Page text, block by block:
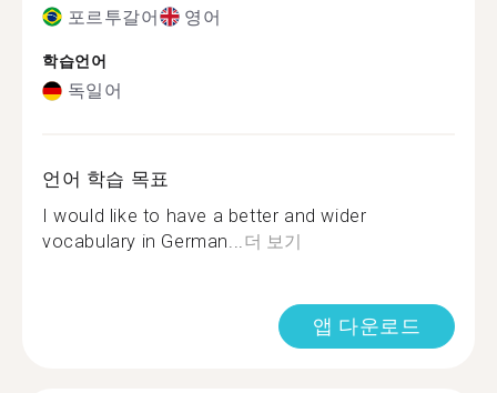
포르투갈어 영어
학습언어
독일어
언어 학습 목표
I would like to have a better and wider
vocabulary in German...더 보기
앱 다운로드